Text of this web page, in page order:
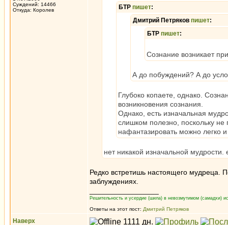
Суждений: 14466
Откуда: Королев
БТР пишет:
Дмитрий Петряков пишет:
БТР пишет:
Сознание возникает
А до побуждений? А до
Глубоко копаете, однако.
возникновения сознания.
Однако, есть изначальная
слишком полезно, поскольку не
нафантазировать можно легко
нет никакой изначальной
Редко встретишь настоящего мудреца.
заблуждениях.
Решительность и усердие (шила) в невозмутимом (самадхи)
Ответы на этот пост: Дмитрий Петряков
Наверх